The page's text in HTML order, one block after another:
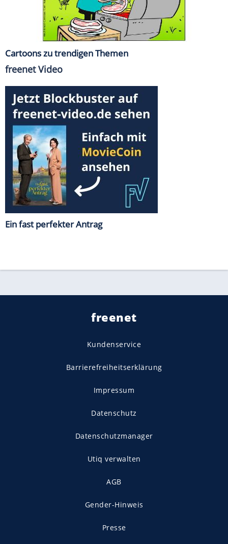
Cartoons zu trendigen Themen
freenet Video
Ein fast perfekter Antrag
freenet
Kundenservice
Barrierefreiheitserklärung
Impressum
Datenschutz
Datenschutzmanager
Utiq verwalten
AGB
Gender-Hinweis
Presse